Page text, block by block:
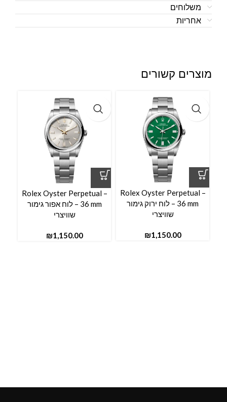
משלוחים
אחריות
מוצרים קשורים
Rolex Oyster Perpetual –
36 mm – לוח ירוק גימור
שוויצרי
₪
Rolex Oyster Perpetual –
36 mm – לוח אפור גימור
שוויצרי
₪